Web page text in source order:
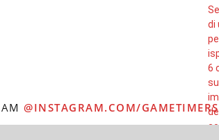
@INSTAGRAM.COM/GAMETIMERS